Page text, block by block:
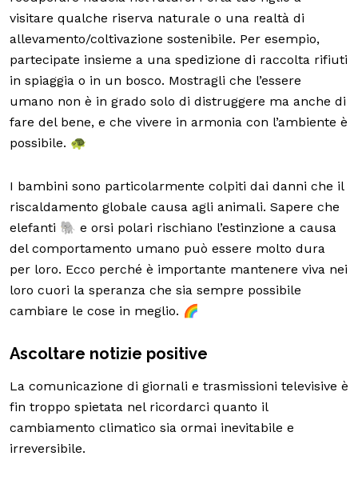
visitare qualche riserva naturale o una realtà di
allevamento/coltivazione sostenibile. Per esempio,
partecipate insieme a una spedizione di raccolta rifiuti
in spiaggia o in un bosco. Mostragli che l’essere
umano non è in grado solo di distruggere ma anche di
fare del bene, e che vivere in armonia con l’ambiente è
possibile. 🐢
I bambini sono particolarmente colpiti dai danni che il
riscaldamento globale causa agli animali. Sapere che
elefanti 🐘 e orsi polari rischiano l’estinzione a causa
del comportamento umano può essere molto dura
per loro. Ecco perché è importante mantenere viva nei
loro cuori la speranza che sia sempre possibile
cambiare le cose in meglio. 🌈
Ascoltare notizie positive
La comunicazione di giornali e trasmissioni televisive è
fin troppo spietata nel ricordarci quanto il
cambiamento climatico sia ormai inevitabile e
irreversibile.